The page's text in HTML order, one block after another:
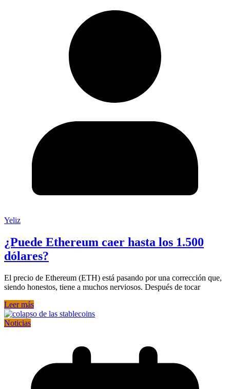
Yeliz
¿Puede Ethereum caer hasta los 1.500
dólares?
El precio de Ethereum (ETH) está pasando por una corrección que,
siendo honestos, tiene a muchos nerviosos. Después de tocar
Leer más
Noticias